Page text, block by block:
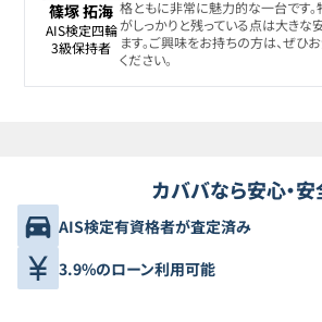
篠塚 拓海
AIS検定四輪
3級保持者
格ともに非常に魅力的な一台です。
がしっかりと残っている点は大きな
ます。ご興味をお持ちの方は、ぜひ
ください。
カババなら安心・安
AIS検定有資格者が査定済み
3.9%のローン利用可能